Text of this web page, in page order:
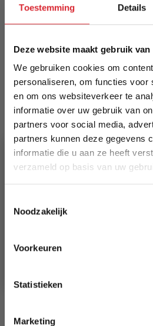
Toestemming Details
Deze website maakt gebruik van
We gebruiken cookies om
personaliseren, om functies voor
en om ons websiteverkeer te
informatie over uw gebruik van
partners voor social media,
partners kunnen deze gegevens
informatie die u aan ze heeft
verzameld op basis van uw
Noodzakelijk
Voorkeuren
Statistieken
Marketing
krasbestendig, geschikt
aderpatroon; verkrijgbaar in
Meer
Merk
Dimehouse
EAN
8720239834543
€ 587,44
Levertijd